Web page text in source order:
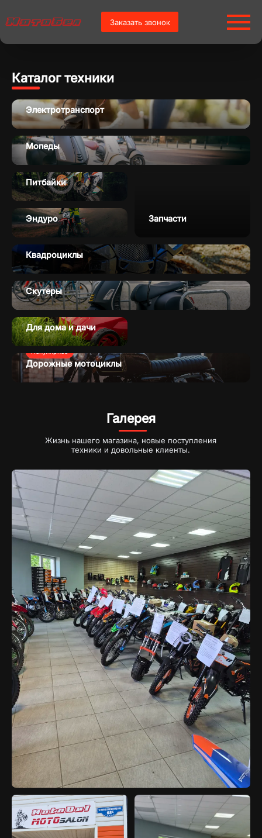
Заказать звонок
Каталог техники
Электротранспорт
Мопеды
Питбайки
Запчасти
Квадроциклы
Скутеры
Эндуро
Для дома и дачи
Популярное
Дорожные мотоциклы
Галерея
Жизнь нашего магазина, новые поступления
техники и довольные клиенты.